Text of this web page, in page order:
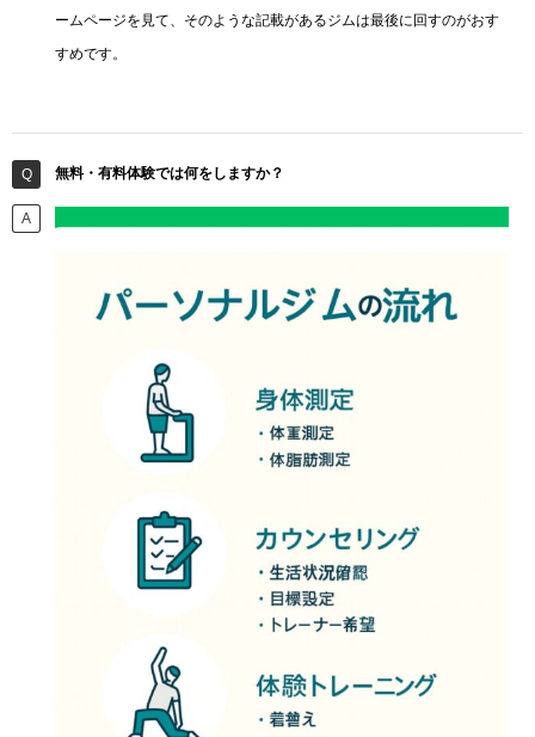
ームページを見て、そのような記載があるジムは最後に回すのがおす
すめです。
無料・有料体験では何をしますか？